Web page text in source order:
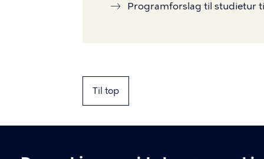
Programforslag til studietur
Til top